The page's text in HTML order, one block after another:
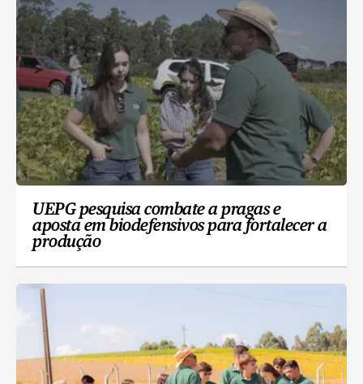
UEPG pesquisa combate a pragas e
aposta em biodefensivos para fortalecer a
produção